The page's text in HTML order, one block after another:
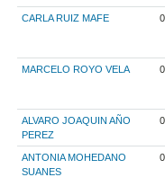
CARLA RUIZ MAFE
MARCELO ROYO VELA
ALVARO JOAQUIN AÑO
PEREZ
ANTONIA MOHEDANO
SUANES